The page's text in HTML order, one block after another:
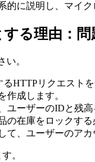
的に説明し、マイ
る理由：問
い。
HTTPリクエストを
作成します。
ーザーのIDと残高
在庫をロックする
、ユーザーのア
。